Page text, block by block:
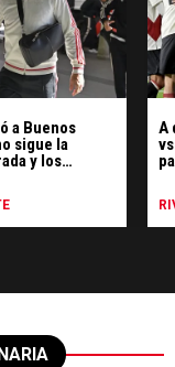
a Buenos
sigue la
y los
A